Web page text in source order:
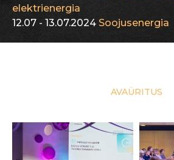
elektrienergia
12.07 - 13.07.2024 Soojusenergia
AVAÜRITUS